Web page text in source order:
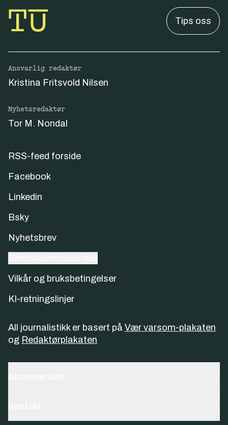
Tips oss
Ansvarlig redaktør
Kristina Fritsvold Nilsen
Nyhetsredaktør
Tor M. Nondal
RSS-feed forside
Facebook
Linkedin
Bsky
Nyhetsbrev
Vilkår og bruksbetingelser
KI-retningslinjer
All journalistikk er basert på Vær varsom-plakaten
og Redaktørplakaten